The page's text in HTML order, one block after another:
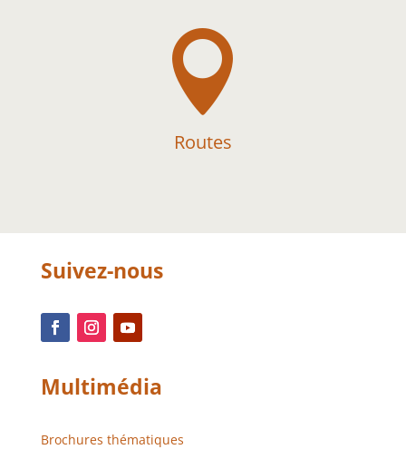

Routes
Suivez-nous
Multimédia
Brochures thématiques